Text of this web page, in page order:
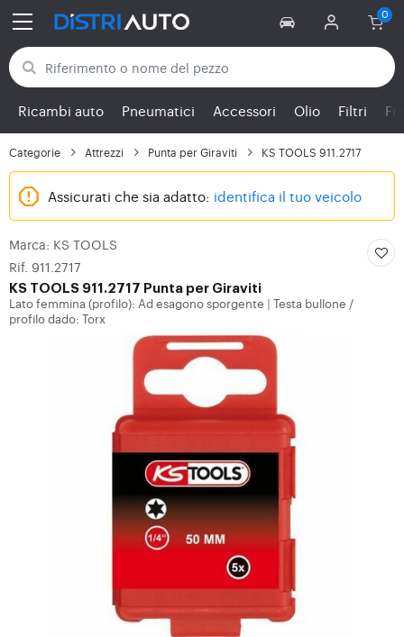
Torna alle categorie
Ricambi auto Pneumatici Accessori Olio Filtri
Categorie Attrezzi Punta per Giraviti KS TOOLS 911.2717
Assicurati che sia adatto: identifica il tuo veicolo
Marca: KS TOOLS
Rif. 911.2717
KS TOOLS 911.2717 Punta per Giraviti
Lato femmina (profilo): Ad esagono sporgente
Testa bullone /
profilo dado: Torx